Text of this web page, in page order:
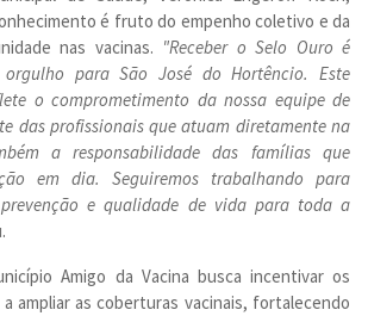
é fruto do empenho coletivo e da
nas vacinas. "Receber o Selo Ouro é
para São José do Hortêncio. Este
o comprometimento da nossa equipe de
das profissionais que atuam diretamente na
a responsabilidade das famílias que
em dia. Seguiremos trabalhando para
e qualidade de vida para toda a
Amigo da Vacina busca incentivar os
ampliar as coberturas vacinais, fortalecendo